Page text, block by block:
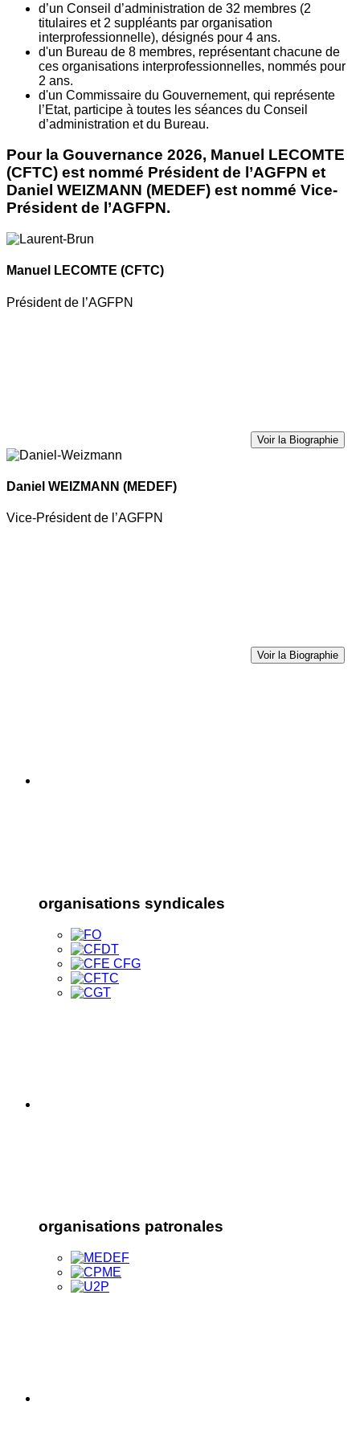
d’un Conseil d’administration de 32 membres (2
titulaires et 2 suppléants par organisation
interprofessionnelle), désignés pour 4 ans.
d'un Bureau de 8 membres, représentant chacune de
ces organisations interprofessionnelles, nommés pour
2 ans.
d'un Commissaire du Gouvernement, qui représente
l’Etat, participe à toutes les séances du Conseil
d’administration et du Bureau.
Pour la Gouvernance 2026, Manuel LECOMTE
(CFTC) est nommé Président de l’AGFPN et
Daniel WEIZMANN (MEDEF) est nommé Vice-
Président de l’AGFPN.
Manuel LECOMTE (CFTC)
Président de l’AGFPN
Voir la Biographie
Daniel WEIZMANN (MEDEF)
Vice-Président de l’AGFPN
Voir la Biographie
organisations syndicales
organisations patronales